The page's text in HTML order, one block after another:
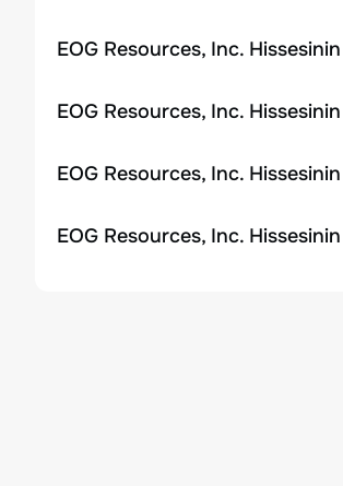
EOG Resources, Inc.
EOG Resources, Inc.
EOG Resources, Inc.
EOG Resources, Inc.